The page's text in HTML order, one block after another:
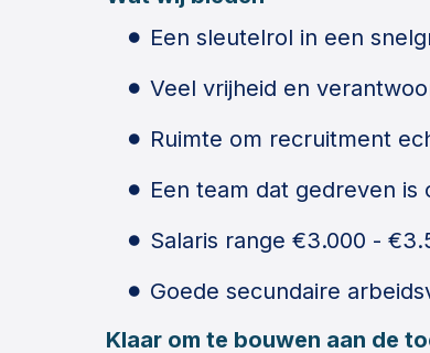
Een sleutelrol in een
Veel vrijheid en
Ruimte om recruitment
Een team dat gedreven is
Salaris range €3.000 -
Goede secundaire
Klaar om te bouwen aan de